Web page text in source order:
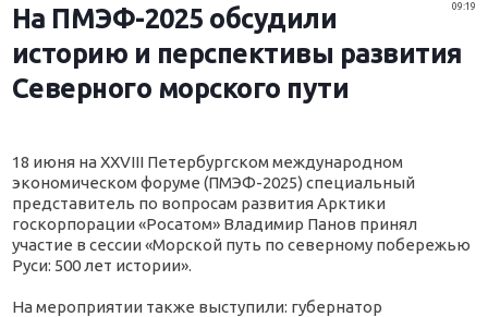
09:19
На ПМЭФ-2025 обсудили
историю и перспективы развития
Северного морского пути
18 июня на XXVIII Петербургском международном
экономическом форуме (ПМЭФ-2025) специальный
представитель по вопросам развития Арктики
госкорпорации «Росатом» Владимир Панов принял
участие в сессии «Морской путь по северному побережью
Руси: 500 лет истории».
На мероприятии также выступили: губернатор